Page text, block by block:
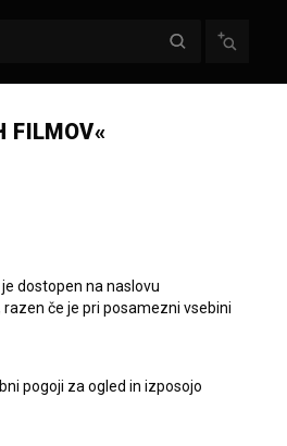
FILMOV«
dostopen na naslovu
če je pri posamezni vsebini
pogoji za ogled in izposojo